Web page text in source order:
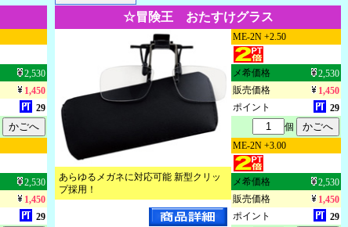
2,530
1,450
29
2,530
1,450
29
☆冒険王 おたすけグラス
あらゆるメガネに対応可能 新型クリッ
プ採用！
ME-2N +2.50
メ希価格
2,530
販売価格
1,450
ポイント
29
個
ME-2N +3.00
メ希価格
2,530
販売価格
1,450
ポイント
29